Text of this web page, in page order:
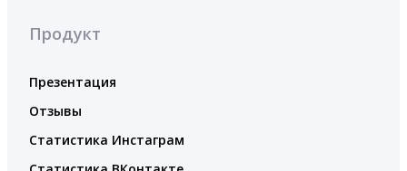
Продукт
Презентация
Отзывы
Статистика Инстаграм